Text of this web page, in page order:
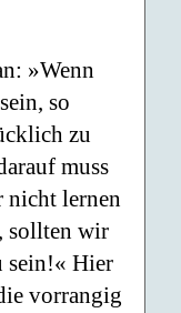
»Wenn
so
zu
muss
nicht lernen
sollten wir
sein!« Hier
vorrangig